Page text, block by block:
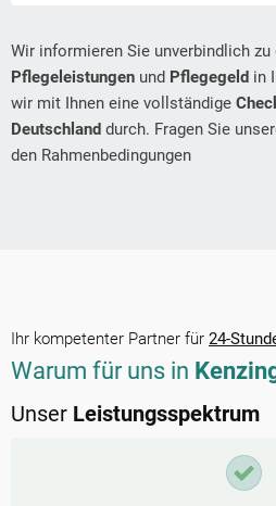
Wir informieren Sie unverbindlich zu
Pflegeleistungen und Pflegegeld in
wir mit Ihnen eine vollständige
Deutschland durch. Fragen Sie
den Rahmenbedingungen
Ihr kompetenter Partner für 24-
Warum für uns in
Unser Leistungsspektrum